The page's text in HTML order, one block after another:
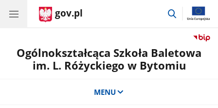
gov.pl
przejdź
Ogólnokształcąca Szkoła Baletowa
im. L. Różyckiego w Bytomiu
MENU